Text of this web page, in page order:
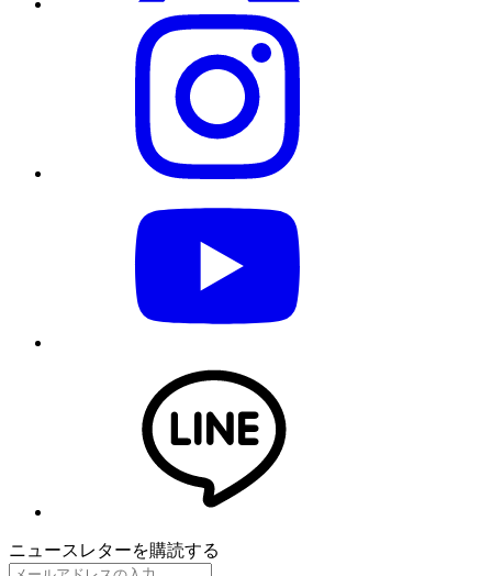
ニュースレターを購読する